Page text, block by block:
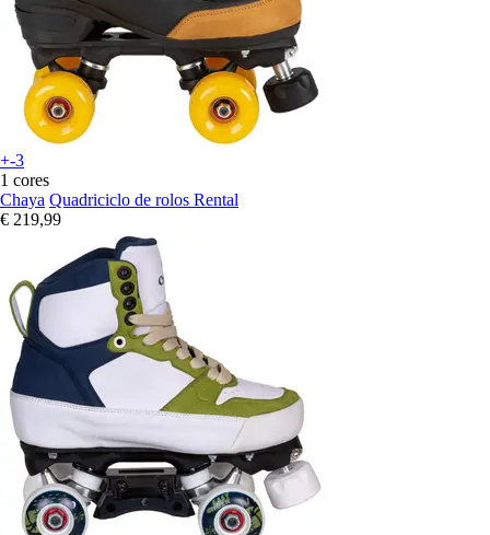
+-3
1 cores
Chaya Quadriciclo de rolos Rental
€ 219,99